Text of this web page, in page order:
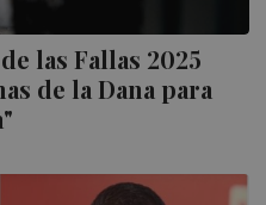
las Fallas 2025
de la Dana para